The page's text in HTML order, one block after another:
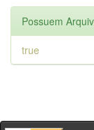
Possuem
true